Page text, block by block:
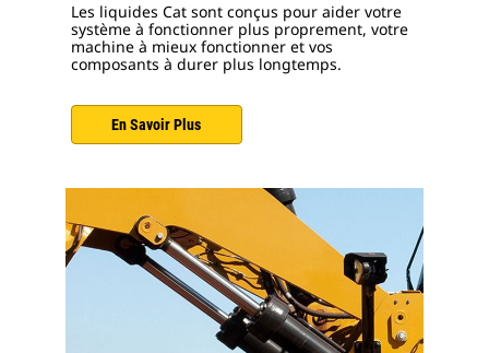
Les liquides Cat sont conçus pour aider votre
système à fonctionner plus proprement, votre
machine à mieux fonctionner et vos
composants à durer plus longtemps.
En Savoir Plus